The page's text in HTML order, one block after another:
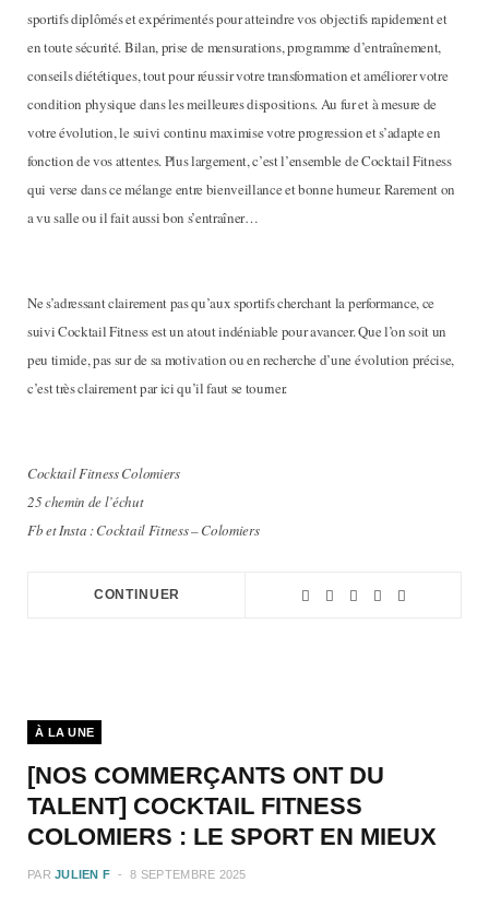
sportifs diplômés et expérimentés pour atteindre vos objectifs rapidement et
en toute sécurité. Bilan, prise de mensurations, programme d’entraînement,
conseils diététiques, tout pour réussir votre transformation et améliorer votre
condition physique dans les meilleures dispositions. Au fur et à mesure de
votre évolution, le suivi continu maximise votre progression et s’adapte en
fonction de vos attentes. Plus largement, c’est l’ensemble de Cocktail Fitness
qui verse dans ce mélange entre bienveillance et bonne humeur. Rarement on
a vu salle ou il fait aussi bon s’entraîner…
Ne s’adressant clairement pas qu’aux sportifs cherchant la performance, ce
suivi Cocktail Fitness est un atout indéniable pour avancer. Que l’on soit un
peu timide, pas sur de sa motivation ou en recherche d’une évolution précise,
c’est très clairement par ici qu’il faut se tourner.
Cocktail Fitness Colomiers
25 chemin de l’échut
Fb et Insta : Cocktail Fitness – Colomiers
CONTINUER
À LA UNE
[NOS COMMERÇANTS ONT DU
TALENT] COCKTAIL FITNESS
COLOMIERS : LE SPORT EN MIEUX
PAR JULIEN F 8 SEPTEMBRE 2025